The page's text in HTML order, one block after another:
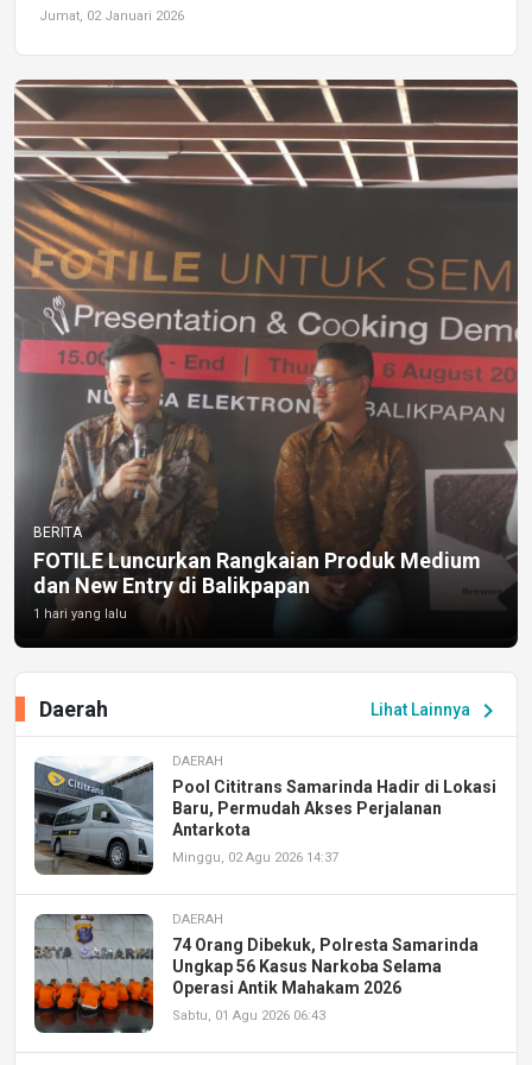
Jumat, 02 Januari 2026
BERITA
FOTILE Luncurkan Rangkaian Produk Medium
dan New Entry di Balikpapan
1 hari yang lalu
Lihat Lainnya chevron_right
Daerah
DAERAH
Pool Cititrans Samarinda Hadir di Lokasi
Baru, Permudah Akses Perjalanan
Antarkota
Minggu, 02 Agu 2026 14:37
DAERAH
74 Orang Dibekuk, Polresta Samarinda
Ungkap 56 Kasus Narkoba Selama
Operasi Antik Mahakam 2026
Sabtu, 01 Agu 2026 06:43